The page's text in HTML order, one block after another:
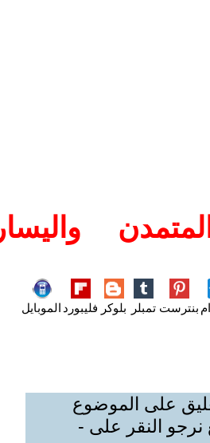
واليسار
بنترست تمبلر بلوكر فليبورد الموبايل
على الموضوع
نرجو النقر على -